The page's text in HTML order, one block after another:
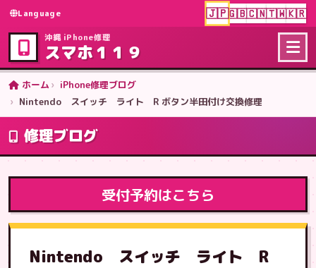
Language 🇯🇵🇬🇧🇨🇳🇹🇼🇰🇷
沖縄 iPhone修理
スマホ１１９
ホーム
iPhone修理ブログ
Nintendo スイッチ ライト R ボタン半田付け交換修理
修理ブログ
受付予約はこちら
Nintendo スイッチ ライト R